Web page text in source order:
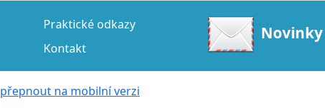
Praktické odkazy
Kontakt
přepnout na mobilní verzi